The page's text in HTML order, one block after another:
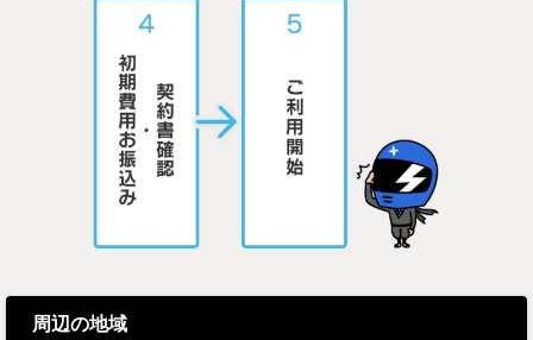
周辺の地域